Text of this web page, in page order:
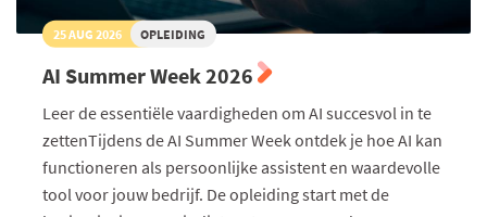
25 AUG 2026 OPLEIDING
AI Summer Week 2026
Leer de essentiële vaardigheden om AI succesvol in te
zettenTijdens de AI Summer Week ontdek je hoe AI kan
functioneren als persoonlijke assistent en waardevolle
tool voor jouw bedrijf. De opleiding start met de